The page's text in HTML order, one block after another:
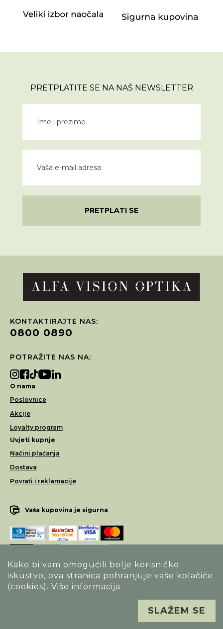
Kako bi vam omogućili bolje korisničko
iskustvo, ova stranica pohranjuje vaše kolačiće
(cookies). Više informacija
SLAŽEM SE
PRETPLATITE SE NA NAŠ NEWSLETTER
PRETPLATI SE
KONTAKTIRAJTE NAS:
0800 0890
POTRAŽITE NAS NA:
O nama
Poslovnice
Akcije
Loyalty program
Uvjeti kupnje
Načini plaćanja
Dostava
Povrati i reklamacije
Vaša kupovina je sigurna
Opći uvjeti poslovanja
Sva prava pridržana. Alfa Vision optika ©